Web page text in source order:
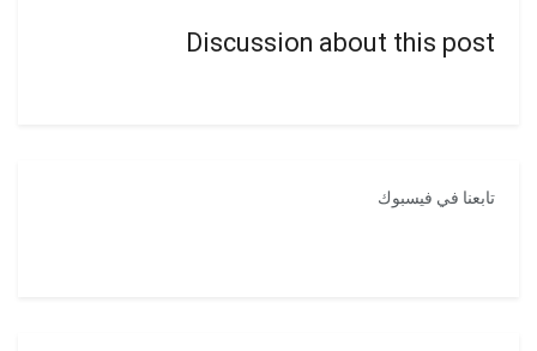
Discussion about this post
تابعنا في فيسبوك